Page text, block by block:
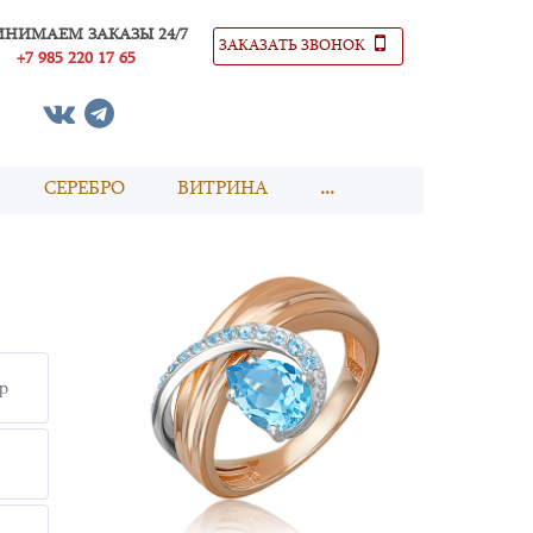
ЗАКАЗЫ 24/7
+7 985 220 17 65
ЗАКАЗАТЬ ЗВОНОК
СЕРЕБРО ВИТРИНА ...